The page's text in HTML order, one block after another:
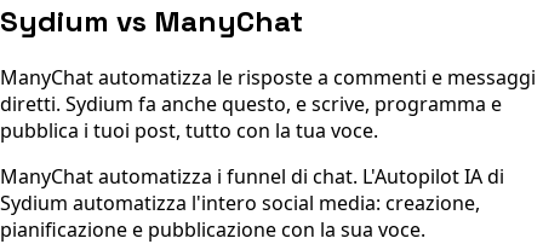
Sydium vs ManyChat
ManyChat automatizza le risposte a commenti e messaggi
diretti. Sydium fa anche questo, e scrive, programma e
pubblica i tuoi post, tutto con la tua voce.
ManyChat automatizza i funnel di chat. L'Autopilot IA di
Sydium automatizza l'intero social media: creazione,
pianificazione e pubblicazione con la sua voce.